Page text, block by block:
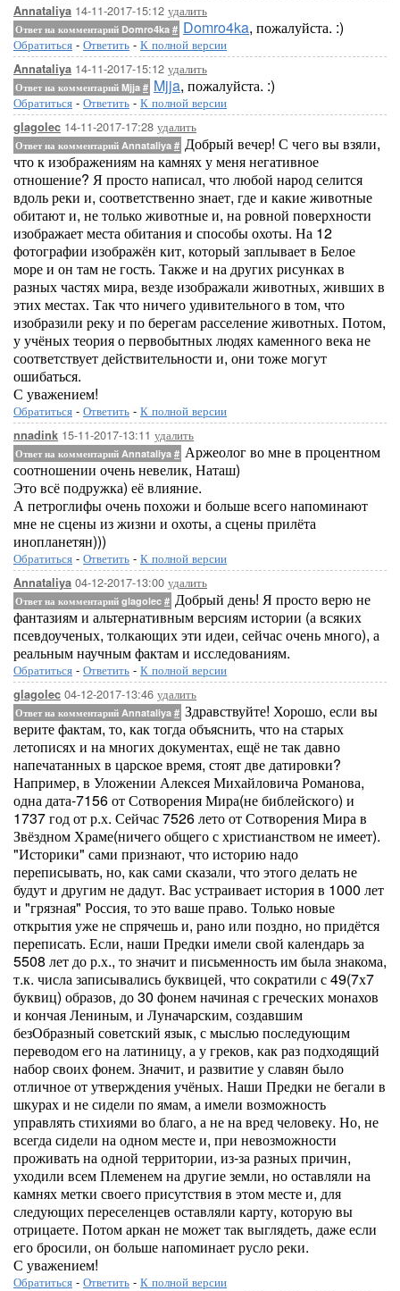
Annataliya 14-11-2017-15:12 удалить
Ответ на комментарий Domro4ka # Domro4ka, пожалуйста. :)
Обратиться - Ответить - К полной версии
Annataliya 14-11-2017-15:12 удалить
Ответ на комментарий Mjja # Mjja, пожалуйста. :)
Обратиться - Ответить - К полной версии
glagolec 14-11-2017-17:28 удалить
Ответ на комментарий Annataliya # Добрый вечер! С чего вы взяли,
что к изображениям на камнях у меня негативное
отношение? Я просто написал, что любой народ селится
вдоль реки и, соответственно знает, где и какие животные
обитают и, не только животные и, на ровной поверхности
изображает места обитания и способы охоты. На 12
фотографии изображён кит, который заплывает в Белое
море и он там не гость. Также и на других рисунках в
разных частях мира, везде изображали животных, живших в
этих местах. Так что ничего удивительного в том, что
изобразили реку и по берегам расселение животных. Потом,
у учёных теория о первобытных людях каменного века не
соответствует действительности и, они тоже могут
ошибаться.
С уважением!
Обратиться - Ответить - К полной версии
nnadink 15-11-2017-13:11 удалить
Ответ на комментарий Annataliya # Аржеолог во мне в процентном
соотношении очень невелик, Наташ)
Это всё подружка) её влияние.
А петроглифы очень похожи и больше всего напоминают
мне не сцены из жизни и охоты, а сцены прилёта
инопланетян)))
Обратиться - Ответить - К полной версии
Annataliya 04-12-2017-13:00 удалить
Ответ на комментарий glagolec # Добрый день! Я просто верю не
фантазиям и альтернативным версиям истории (а всяких
псевдоученых, толкающих эти идеи, сейчас очень много), а
реальным научным фактам и исследованиям.
Обратиться - Ответить - К полной версии
glagolec 04-12-2017-13:46 удалить
Ответ на комментарий Annataliya # Здравствуйте! Хорошо, если вы
верите фактам, то, как тогда объяснить, что на старых
летописях и на многих документах, ещё не так давно
напечатанных в царское время, стоят две датировки?
Например, в Уложении Алексея Михайловича Романова,
одна дата-7156 от Сотворения Мира(не библейского) и
1737 год от р.х. Сейчас 7526 лето от Сотворения Мира в
Звёздном Храме(ничего общего с христианством не имеет).
"Историки" сами признают, что историю надо
переписывать, но, как сами сказали, что этого делать не
будут и другим не дадут. Вас устраивает история в 1000 лет
и "грязная" Россия, то это ваше право. Только новые
открытия уже не спрячешь и, рано или поздно, но придётся
переписать. Если, наши Предки имели свой календарь за
5508 лет до р.х., то значит и письменность им была знакома,
т.к. числа записывались буквицей, что сократили с 49(7х7
буквиц) образов, до 30 фонем начиная с греческих монахов
и кончая Лениным, и Луначарским, создавшим
безОбразный советский язык, с мыслью последующим
переводом его на латиницу, а у греков, как раз подходящий
набор своих фонем. Значит, и развитие у славян было
отличное от утверждения учёных. Наши Предки не бегали в
шкурах и не сидели по ямам, а имели возможность
управлять стихиями во благо, а не на вред человеку. Но, не
всегда сидели на одном месте и, при невозможности
проживать на одной территории, из-за разных причин,
уходили всем Племенем на другие земли, но оставляли на
камнях метки своего присутствия в этом месте и, для
следующих переселенцев оставляли карту, которую вы
отрицаете. Потом аркан не может так выглядеть, даже если
его бросили, он больше напоминает русло реки.
С уважением!
Обратиться - Ответить - К полной версии